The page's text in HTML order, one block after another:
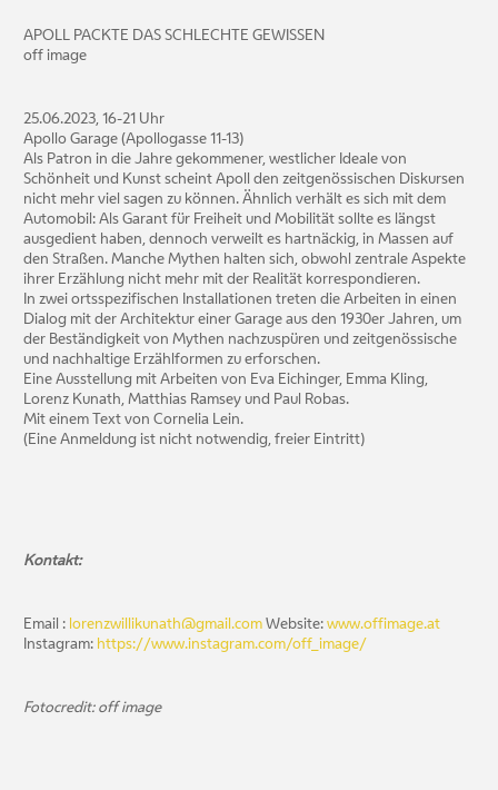
APOLL PACKTE DAS SCHLECHTE GEWISSEN
off image
25.06.2023, 16-21 Uhr
Apollo Garage (Apollogasse 11-13)
Als Patron in die Jahre gekommener, westlicher Ideale von
Schönheit und Kunst scheint Apoll den zeitgenössischen Diskursen
nicht mehr viel sagen zu können. Ähnlich verhält es sich mit dem
Automobil: Als Garant für Freiheit und Mobilität sollte es längst
ausgedient haben, dennoch verweilt es hartnäckig, in Massen auf
den Straßen. Manche Mythen halten sich, obwohl zentrale Aspekte
ihrer Erzählung nicht mehr mit der Realität korrespondieren.
In zwei ortsspezifischen Installationen treten die Arbeiten in einen
Dialog mit der Architektur einer Garage aus den 1930er Jahren, um
der Beständigkeit von Mythen nachzuspüren und zeitgenössische
und nachhaltige Erzählformen zu erforschen.
Eine Ausstellung mit Arbeiten von Eva Eichinger, Emma Kling,
Lorenz Kunath, Matthias Ramsey und Paul Robas.
Mit einem Text von Cornelia Lein.
(Eine Anmeldung ist nicht notwendig, freier Eintritt)
Kontakt:
Email : lorenzwillikunath@gmail.com Website: www.offimage.at
Instagram: https://www.instagram.com/off_image/
Fotocredit: off image